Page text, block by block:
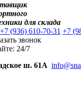
для склада
+7 (936) 610-70-31 +7
звонок
24/7
ш. 61А